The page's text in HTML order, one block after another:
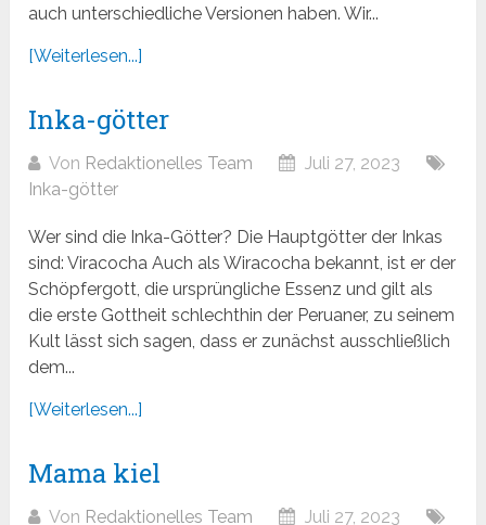
auch unterschiedliche Versionen haben. Wir...
[Weiterlesen...]
Inka-götter
Von Redaktionelles Team
Juli 27, 2023
Inka-götter
Wer sind die Inka-Götter? Die Hauptgötter der Inkas
sind: Viracocha Auch als Wiracocha bekannt, ist er der
Schöpfergott, die ursprüngliche Essenz und gilt als
die erste Gottheit schlechthin der Peruaner, zu seinem
Kult lässt sich sagen, dass er zunächst ausschließlich
dem...
[Weiterlesen...]
Mama kiel
Von Redaktionelles Team
Juli 27, 2023